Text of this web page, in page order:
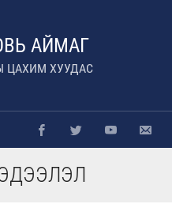
АЙМАГ
ЦАХИМ ХУУДАС